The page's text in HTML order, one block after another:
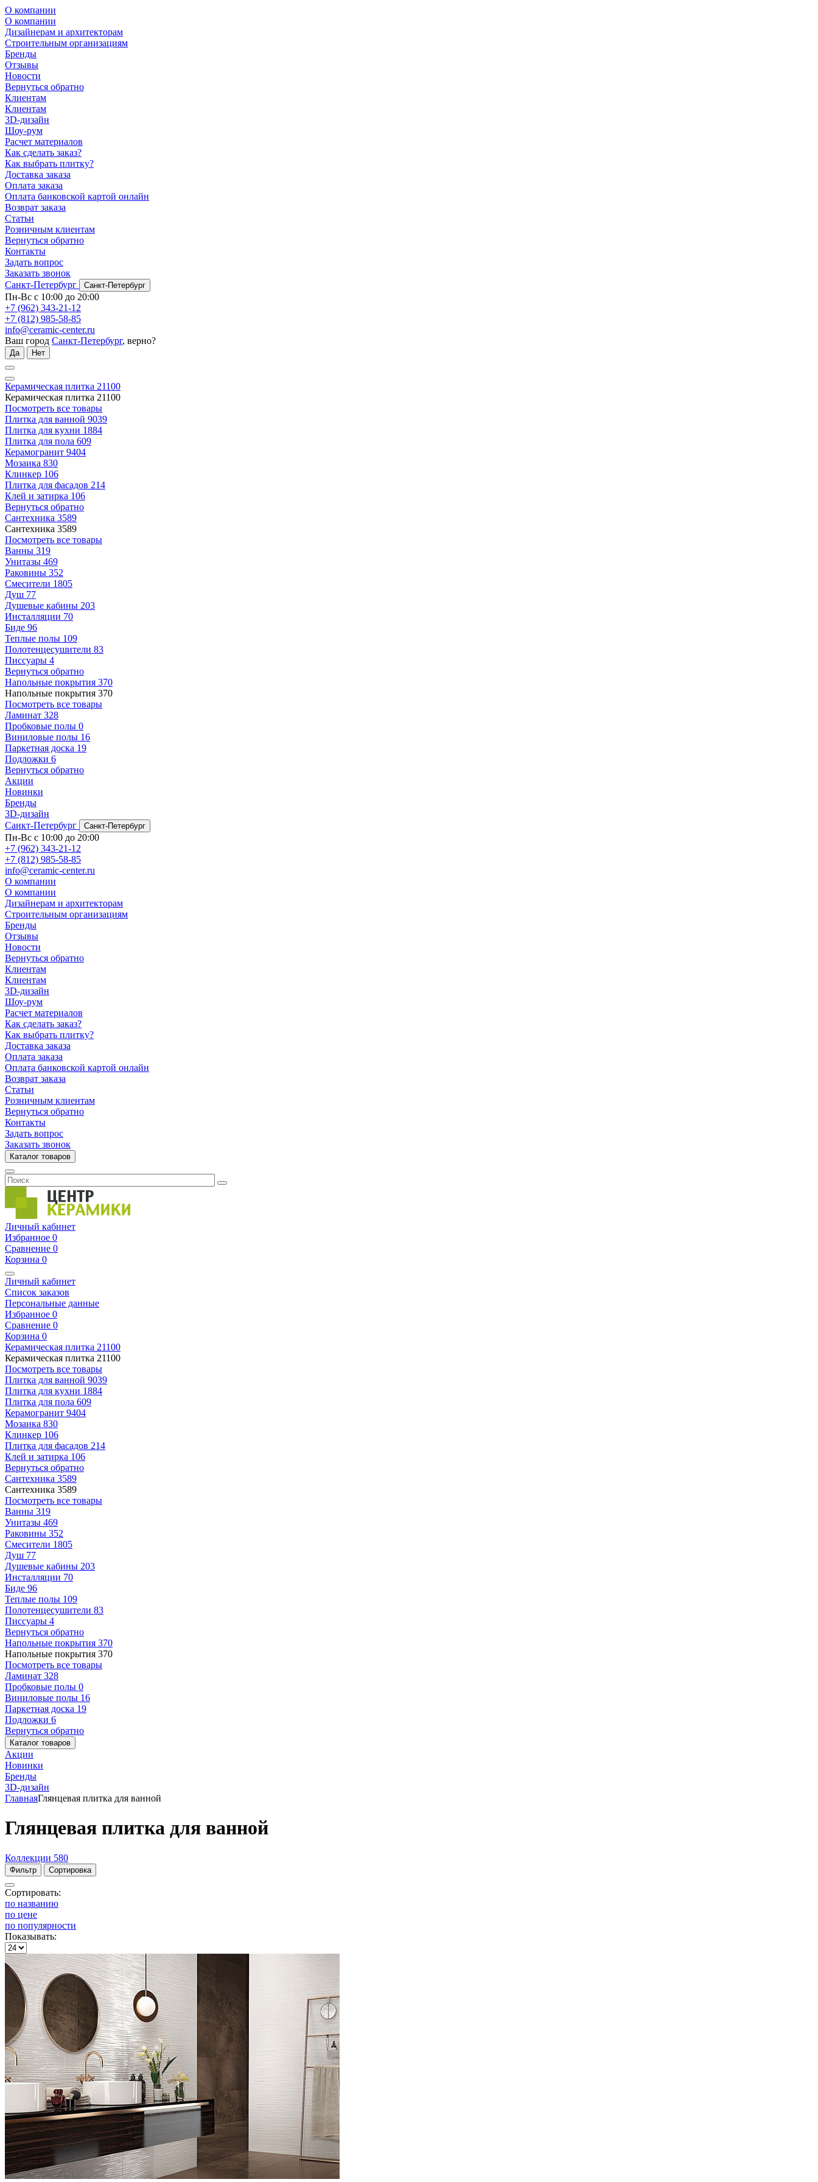
О компании
О компании
Дизайнерам и архитекторам
Строительным организациям
Бренды
Отзывы
Новости
Вернуться обратно
Клиентам
Клиентам
3D-дизайн
Шоу-рум
Расчет материалов
Как сделать заказ?
Как выбрать плитку?
Доставка заказа
Оплата заказа
Оплата банковской картой онлайн
Возврат заказа
Статьи
Розничным клиентам
Вернуться обратно
Контакты
Задать вопрос
Заказать звонок
Санкт-Петербург
Санкт-Петербург
Пн-Вс с 10:00 до 20:00
+7 (962) 343-21-12
+7 (812) 985-58-85
info@ceramic-center.ru
Ваш город Санкт-Петербург, верно?
Да Нет
Керамическая плитка 21100
Керамическая плитка 21100
Посмотреть все товары
Плитка для ванной 9039
Плитка для кухни 1884
Плитка для пола 609
Керамогранит 9404
Мозаика 830
Клинкер 106
Плитка для фасадов 214
Клей и затирка 106
Вернуться обратно
Сантехника 3589
Сантехника 3589
Посмотреть все товары
Ванны 319
Унитазы 469
Раковины 352
Смесители 1805
Душ 77
Душевые кабины 203
Инсталляции 70
Биде 96
Теплые полы 109
Полотенцесушители 83
Писсуары 4
Вернуться обратно
Напольные покрытия 370
Напольные покрытия 370
Посмотреть все товары
Ламинат 328
Пробковые полы 0
Виниловые полы 16
Паркетная доска 19
Подложки 6
Вернуться обратно
Акции
Новинки
Бренды
3D-дизайн
Санкт-Петербург
Санкт-Петербург
Пн-Вс с 10:00 до 20:00
+7 (962) 343-21-12
+7 (812) 985-58-85
info@ceramic-center.ru
О компании
О компании
Дизайнерам и архитекторам
Строительным организациям
Бренды
Отзывы
Новости
Вернуться обратно
Клиентам
Клиентам
3D-дизайн
Шоу-рум
Расчет материалов
Как сделать заказ?
Как выбрать плитку?
Доставка заказа
Оплата заказа
Оплата банковской картой онлайн
Возврат заказа
Статьи
Розничным клиентам
Вернуться обратно
Контакты
Задать вопрос
Заказать звонок
Каталог товаров
Личный кабинет
Избранное 0
Сравнение 0
Корзина 0
Личный кабинет
Список заказов
Персональные данные
Избранное 0
Сравнение 0
Корзина 0
Керамическая плитка 21100
Керамическая плитка 21100
Посмотреть все товары
Плитка для ванной 9039
Плитка для кухни 1884
Плитка для пола 609
Керамогранит 9404
Мозаика 830
Клинкер 106
Плитка для фасадов 214
Клей и затирка 106
Вернуться обратно
Сантехника 3589
Сантехника 3589
Посмотреть все товары
Ванны 319
Унитазы 469
Раковины 352
Смесители 1805
Душ 77
Душевые кабины 203
Инсталляции 70
Биде 96
Теплые полы 109
Полотенцесушители 83
Писсуары 4
Вернуться обратно
Напольные покрытия 370
Напольные покрытия 370
Посмотреть все товары
Ламинат 328
Пробковые полы 0
Виниловые полы 16
Паркетная доска 19
Подложки 6
Вернуться обратно
Каталог товаров
Акции
Новинки
Бренды
3D-дизайн
ГлавнаяГлянцевая плитка для ванной
Глянцевая плитка для ванной
Коллекции 580
Фильтр Сортировка
Сортировать:
по названию
по цене
по популярности
Показывать: